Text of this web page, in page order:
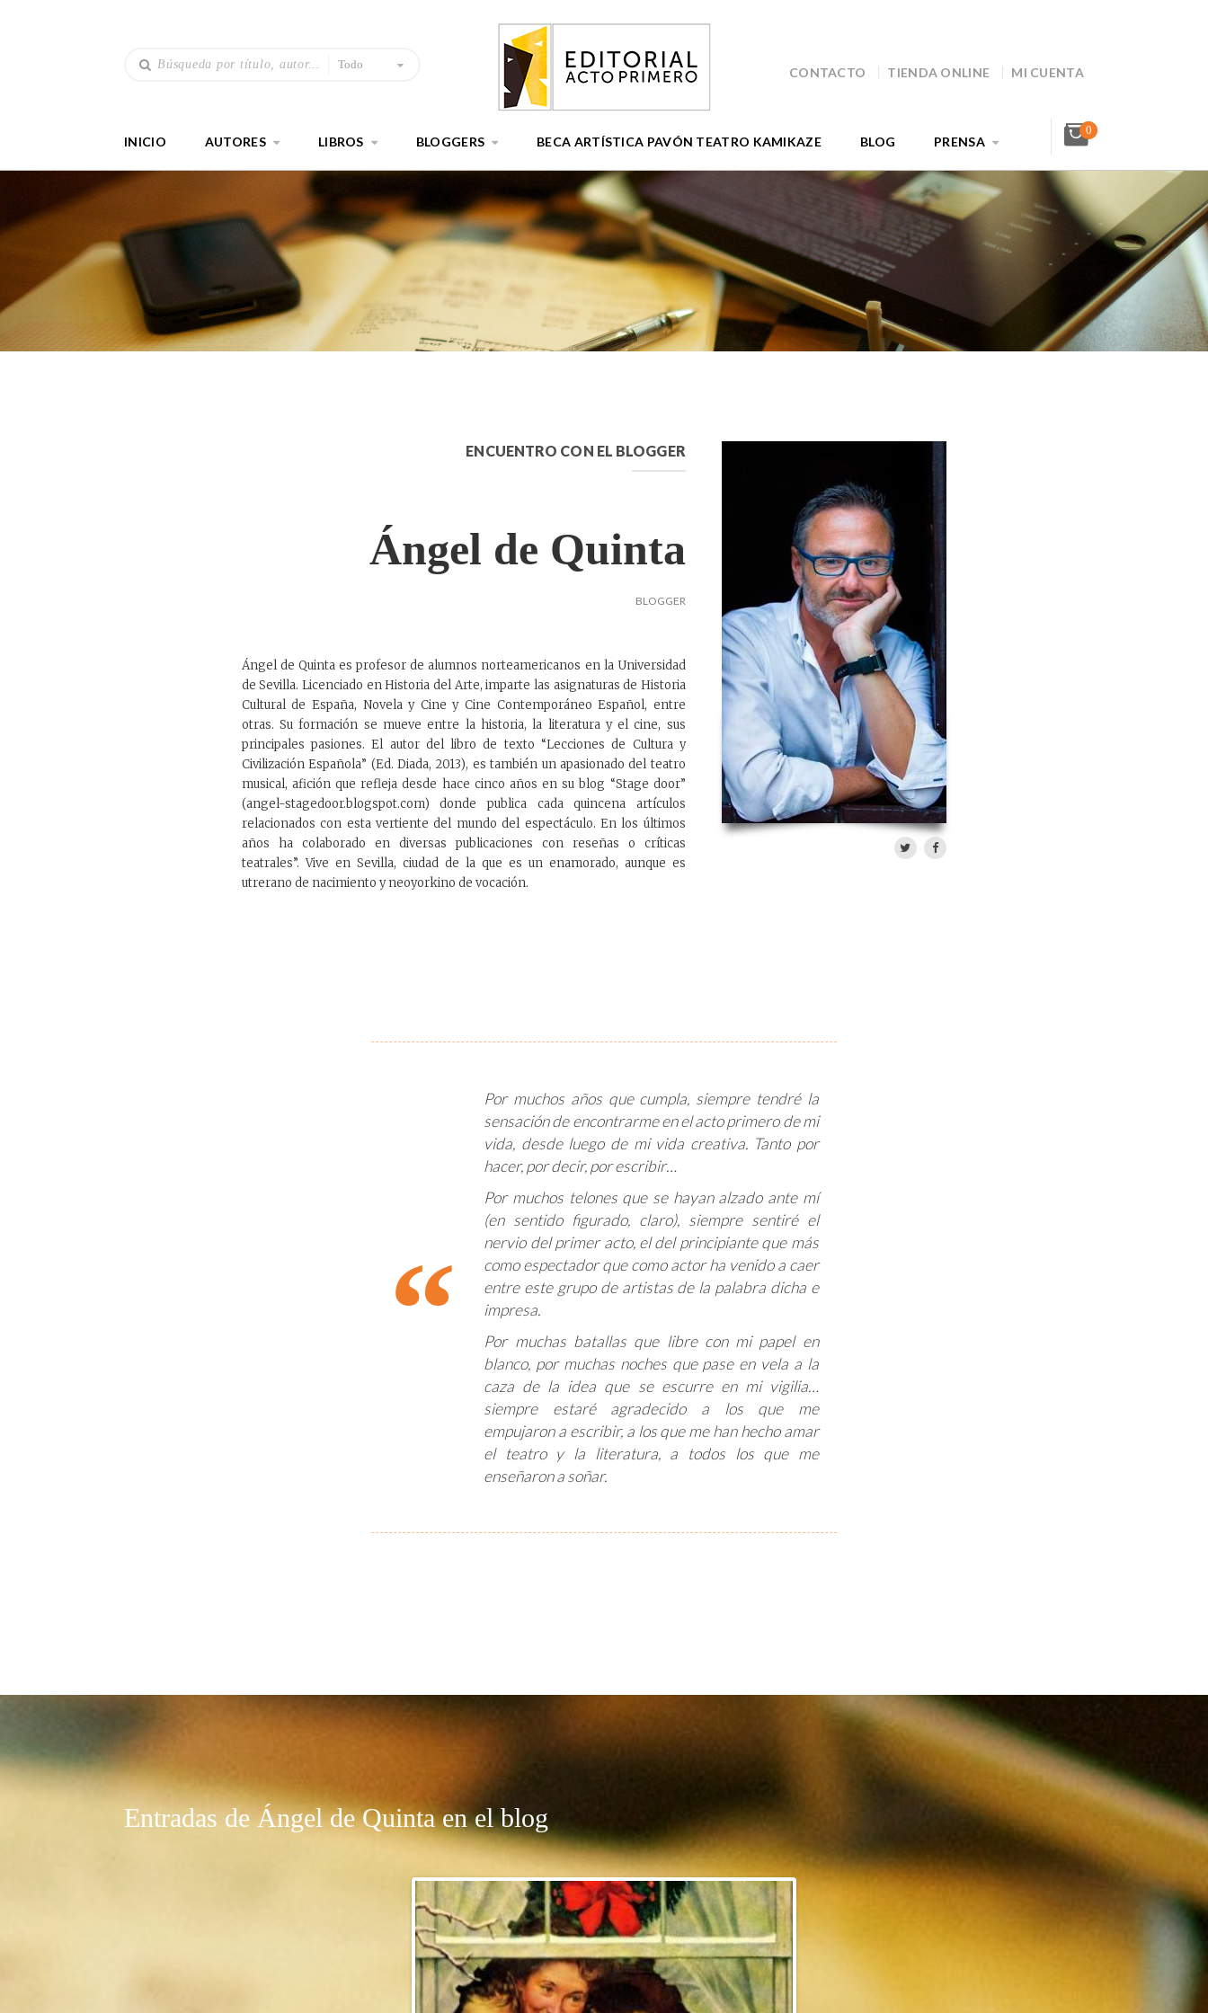
Todo
CONTACTO TIENDA ONLINE MI CUENTA
INICIO AUTORES LIBROS BLOGGERS BECA ARTÍSTICA PAVÓN TEATRO KAMIKAZE BLOG PRENSA
0
ENCUENTRO CON EL BLOGGER
Ángel de Quinta
BLOGGER
Ángel de Quinta es profesor de alumnos norteamericanos en la Universidad
de Sevilla. Licenciado en Historia del Arte, imparte las asignaturas de Historia
Cultural de España, Novela y Cine y Cine Contemporáneo Español, entre
otras. Su formación se mueve entre la historia, la literatura y el cine, sus
principales pasiones. El autor del libro de texto “Lecciones de Cultura y
Civilización Española” (Ed. Diada, 2013), es también un apasionado del teatro
musical, afición que refleja desde hace cinco años en su blog “Stage door”
(angel-stagedoor.blogspot.com) donde publica cada quincena artículos
relacionados con esta vertiente del mundo del espectáculo. En los últimos
años ha colaborado en diversas publicaciones con reseñas o críticas
teatrales”. Vive en Sevilla, ciudad de la que es un enamorado, aunque es
utrerano de nacimiento y neoyorkino de vocación.
Por muchos años que cumpla, siempre tendré la
sensación de encontrarme en el acto primero de mi
vida, desde luego de mi vida creativa. Tanto por
hacer, por decir, por escribir…
Por muchos telones que se hayan alzado ante mí
(en sentido figurado, claro), siempre sentiré el
nervio del primer acto, el del principiante que más
como espectador que como actor ha venido a caer
entre este grupo de artistas de la palabra dicha e
impresa.
Por muchas batallas que libre con mi papel en
blanco, por muchas noches que pase en vela a la
caza de la idea que se escurre en mi vigilia…
siempre estaré agradecido a los que me
empujaron a escribir, a los que me han hecho amar
el teatro y la literatura, a todos los que me
enseñaron a soñar.
Entradas de Ángel de Quinta en el blog